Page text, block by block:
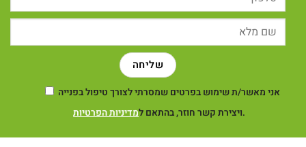
אני מאשר/ת שימוש בפרטים שמסרתי לצורך טיפול בפנייה
ויצירת קשר חוזר, בהתאם למדיניות הפרטיות .